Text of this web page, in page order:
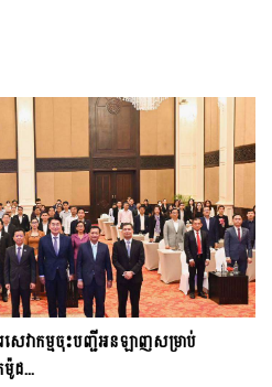
េវាកម្មចុះបញ្ជីអនឡាញសម្រាប់
ដ...